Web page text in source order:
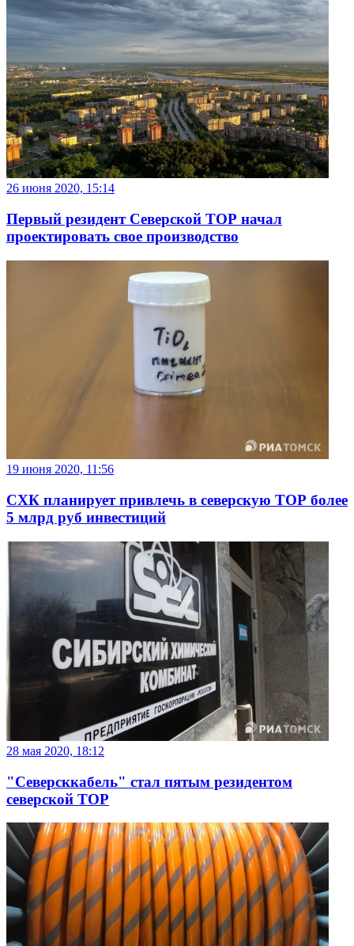
26 июня 2020, 15:14
Первый резидент Северской ТОР начал
проектировать свое производство
19 июня 2020, 11:56
СХК планирует привлечь в северскую ТОР более
5 млрд руб инвестиций
28 мая 2020, 18:12
"Северсккабель" стал пятым резидентом
северской ТОР